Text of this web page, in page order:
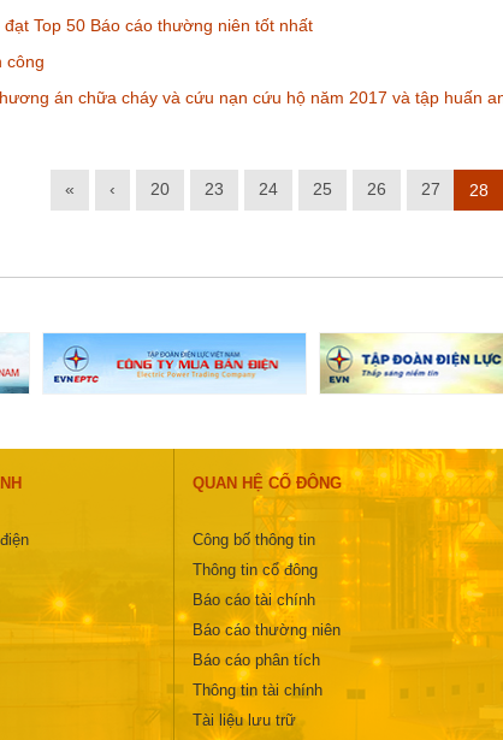
Top 50 Báo cáo thường niên tốt nhất
công
án chữa cháy và cứu nạn cứu hộ năm 2017 và tập huấn
« ‹ 20 23 24 25 26 27 28
QUAN HỆ CỔ ĐÔNG
Công bố thông tin
Thông tin cổ đông
Báo cáo tài chính
Báo cáo thường niên
Báo cáo phân tích
Thông tin tài chính
Tài liệu lưu trữ